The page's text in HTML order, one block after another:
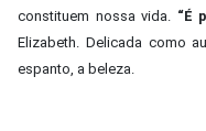
constituem nossa vida. “É
Elizabeth. Delicada como
espanto, a beleza.